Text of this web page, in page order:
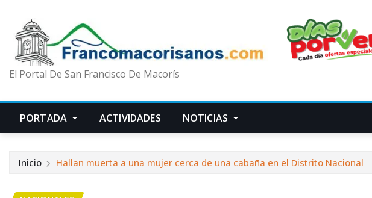
El Portal De San Francisco De Macorís
PORTADA ACTIVIDADES NOTICIAS
Inicio Hallan muerta a una mujer cerca de una cabaña en el Distrito Nacional